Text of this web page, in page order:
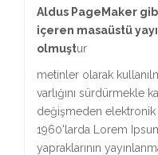
Aldus PageMaker
içeren masaüstü
olmuştur
metinler olarak
varlığını sürdürmekle
değişmeden elektronik
1960'larda Lorem
yapraklarının